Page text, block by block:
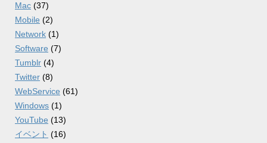
Mac (37)
Mobile (2)
Network (1)
Software (7)
Tumblr (4)
Twitter (8)
WebService (61)
Windows (1)
YouTube (13)
イベント (16)